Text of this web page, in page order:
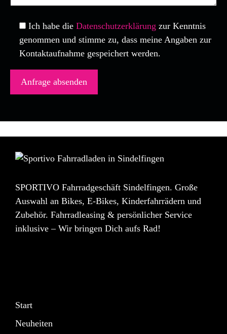
Ich habe die Datenschutzerklärung zur Kenntnis
genommen und stimme zu, dass meine Angaben zur
Kontaktaufnahme gespeichert werden.
SPORTIVO Fahrradgeschäft Sindelfingen. Große
Auswahl an Bikes, E-Bikes, Kinderfahrrädern und
Zubehör. Fahrradleasing & persönlicher Service
inklusive – Wir bringen Dich aufs Rad!
Start
Neuheiten